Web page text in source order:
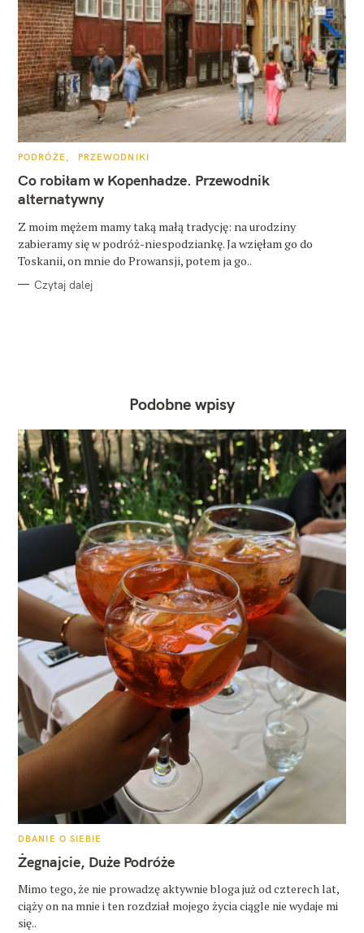
K
T
E
G
O
I
E
PODRÓŻE PRZEWODNIKI
Co robiłam w Kopenhadze. Przewodnik
alternatywny
Z moim mężem mamy taką małą tradycję: na urodziny
zabieramy się w podróż-niespodziankę. Ja wzięłam go do
Toskanii, on mnie do Prowansji, potem ja go..
Czytaj dalej
Podobne wpisy
K
T
E
O
R
I
DBANIE O SIEBIE
Żegnajcie, Duże Podróże
Mimo tego, że nie prowadzę aktywnie bloga już od czterech lat,
ciąży on na mnie i ten rozdział mojego życia ciągle nie wydaje mi
się..